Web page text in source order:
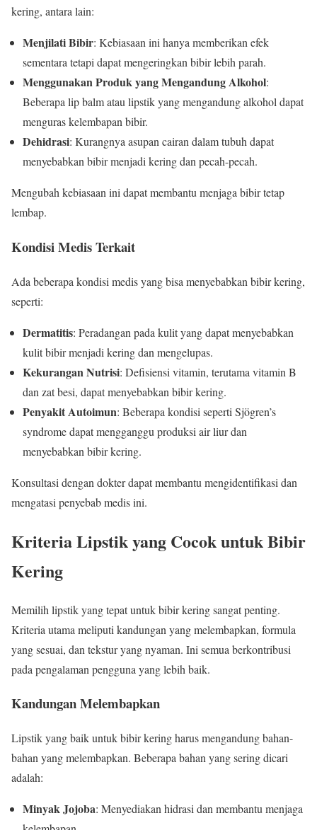
kering, antara lain:
Menjilati Bibir: Kebiasaan ini hanya memberikan efek
sementara tetapi dapat mengeringkan bibir lebih parah.
Menggunakan Produk yang Mengandung Alkohol:
Beberapa lip balm atau lipstik yang mengandung alkohol dapat
menguras kelembapan bibir.
Dehidrasi: Kurangnya asupan cairan dalam tubuh dapat
menyebabkan bibir menjadi kering dan pecah-pecah.
Mengubah kebiasaan ini dapat membantu menjaga bibir tetap
lembap.
Kondisi Medis Terkait
Ada beberapa kondisi medis yang bisa menyebabkan bibir kering,
seperti:
Dermatitis: Peradangan pada kulit yang dapat menyebabkan
kulit bibir menjadi kering dan mengelupas.
Kekurangan Nutrisi: Defisiensi vitamin, terutama vitamin B
dan zat besi, dapat menyebabkan bibir kering.
Penyakit Autoimun: Beberapa kondisi seperti Sjögren’s
syndrome dapat mengganggu produksi air liur dan
menyebabkan bibir kering.
Konsultasi dengan dokter dapat membantu mengidentifikasi dan
mengatasi penyebab medis ini.
Kriteria Lipstik yang Cocok untuk Bibir
Kering
Memilih lipstik yang tepat untuk bibir kering sangat penting.
Kriteria utama meliputi kandungan yang melembapkan, formula
yang sesuai, dan tekstur yang nyaman. Ini semua berkontribusi
pada pengalaman pengguna yang lebih baik.
Kandungan Melembapkan
Lipstik yang baik untuk bibir kering harus mengandung bahan-
bahan yang melembapkan. Beberapa bahan yang sering dicari
adalah:
Minyak Jojoba: Menyediakan hidrasi dan membantu menjaga